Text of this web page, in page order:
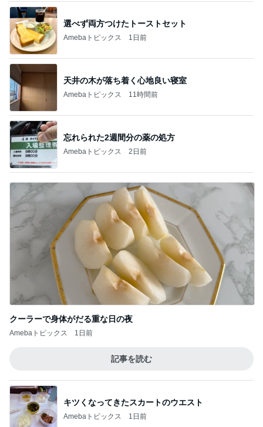
選べず両方つけたトーストセット
Amebaトピックス 1日前
天井の木が落ち着く心地良い寝室
Amebaトピックス 11時間前
忘れられた2週間分の薬の処方
Amebaトピックス 2日前
クーラーで身体がだる重な日の夜
Amebaトピックス 1日前
記事を読む
キツくなってきたスカートのウエスト
Amebaトピックス 1日前